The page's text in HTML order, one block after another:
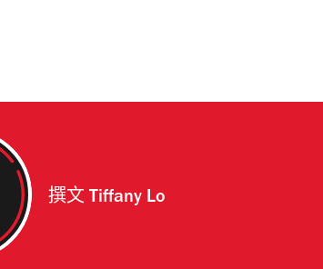
撰文 Tiffany Lo